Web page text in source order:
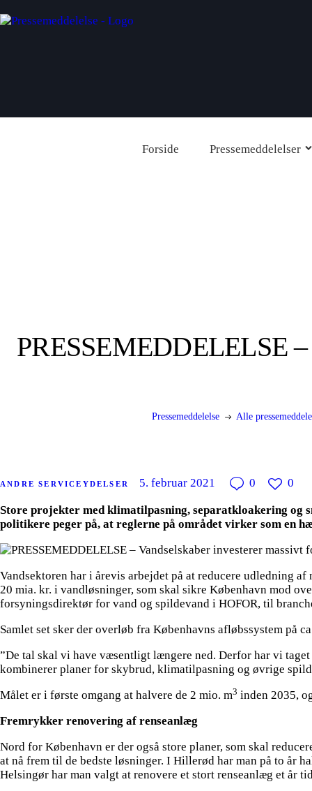
Forside Pressemeddelelser
PRESSEMEDDELELSE
Pressemeddelelse Alle
ANDRE SERVICEYDELSER 5. februar 2021 0 0
Store projekter med klimatilpasning, separatkloakering og
politikere peger på, at reglerne på området virker som en
Vandsektoren har i årevis arbejdet på at reducere udledning
20 mia. kr. i vandløsninger, som skal sikre København mod
forsyningsdirektør for vand og spildevand i HOFOR, til
Samlet set sker der overløb fra Københavns afløbssystem på
”De tal skal vi have væsentligt længere ned. Derfor har vi
kombinerer planer for skybrud, klimatilpasning og øvrige
Målet er i første omgang at halvere de 2 mio. m3 inden 2035,
Fremrykker renovering af renseanlæg
Nord for København er der også store planer, som skal
at nå frem til de bedste løsninger. I Hillerød har man på to år
Helsingør har man valgt at renovere et stort renseanlæg et år